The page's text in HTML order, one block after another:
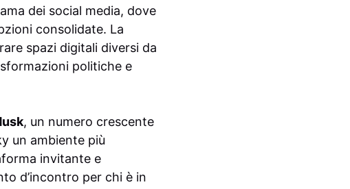
dei social media, dove
consolidate. La
spazi digitali diversi da
politiche e
, un numero crescente
un ambiente più
invitante e
d’incontro per chi è in